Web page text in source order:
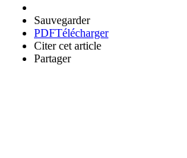
Sauvegarder
PDFTélécharger
Citer cet article
Partager